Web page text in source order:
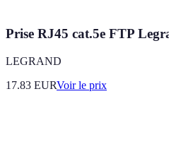
Prise RJ45 cat.5e FTP
LEGRAND
17.83 EURVoir le prix